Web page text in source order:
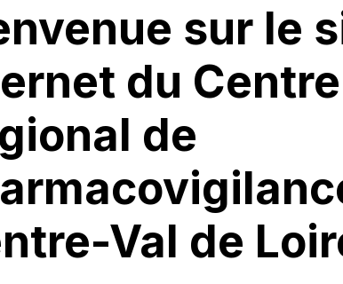
sur le
du Centre
de
Val de